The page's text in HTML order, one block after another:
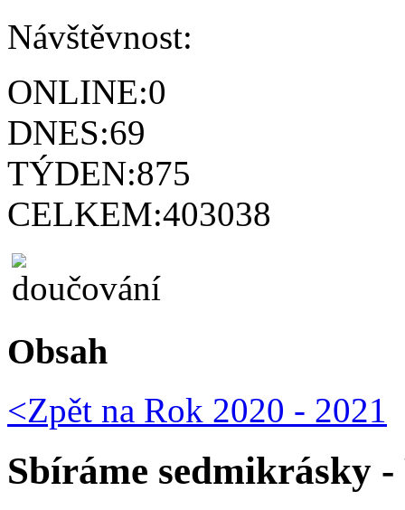
Návštěvnost:
ONLINE:0
DNES:69
TÝDEN:875
CELKEM:403038
Obsah
<Zpět na Rok 2020 - 2021
Sbíráme sedmikrásky